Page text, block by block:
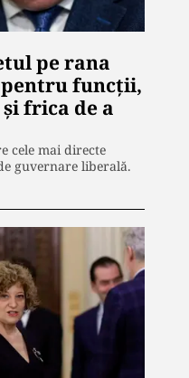
pe rana
funcții,
frica de a
cele mai directe
guvernare liberală.